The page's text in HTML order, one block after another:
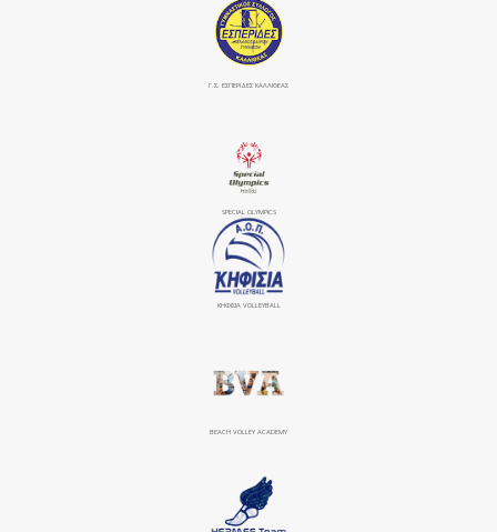
Γ.Σ. ΕΣΠΕΡΙΔΕΣ ΚΑΛΛΙΘΕΑΣ
SPECIAL OLYMPICS
ΚΗΦΙΣΙΆ VOLLEYBALL
BEACH VOLLEY ACADEMY